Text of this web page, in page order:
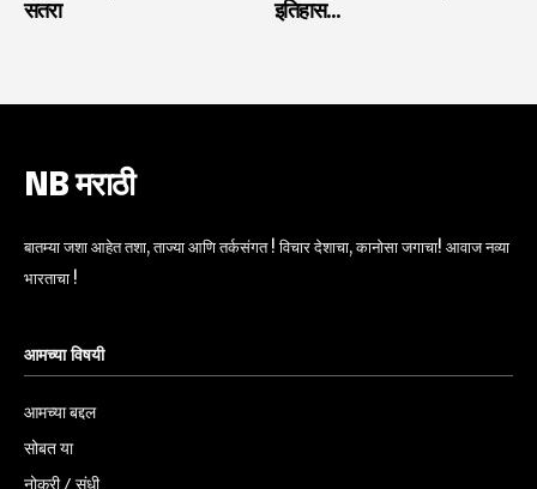
सतरा
इतिहास…
NB मराठी
बातम्या जशा आहेत तशा, ताज्या आणि तर्कसंगत ! विचार देशाचा, कानोसा जगाचा! आवाज नव्या
भारताचा !
आमच्या विषयी
आमच्या बद्दल
सोबत या
नोकरी / संधी